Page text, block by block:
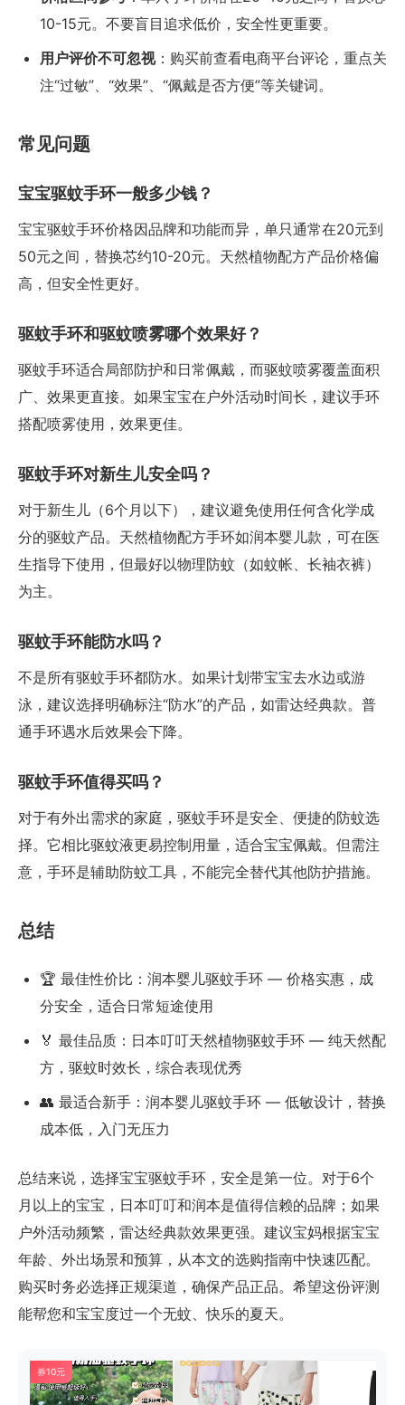
10-15元。不要盲目追求低价，安全性更重要。
用户评价不可忽视：购买前查看电商平台评论，重点关
注“过敏”、“效果”、“佩戴是否方便”等关键词。
常见问题
宝宝驱蚊手环一般多少钱？
宝宝驱蚊手环价格因品牌和功能而异，单只通常在20元到
50元之间，替换芯约10-20元。天然植物配方产品价格偏
高，但安全性更好。
驱蚊手环和驱蚊喷雾哪个效果好？
驱蚊手环适合局部防护和日常佩戴，而驱蚊喷雾覆盖面积
广、效果更直接。如果宝宝在户外活动时间长，建议手环
搭配喷雾使用，效果更佳。
驱蚊手环对新生儿安全吗？
对于新生儿（6个月以下），建议避免使用任何含化学成
分的驱蚊产品。天然植物配方手环如润本婴儿款，可在医
生指导下使用，但最好以物理防蚊（如蚊帐、长袖衣裤）
为主。
驱蚊手环能防水吗？
不是所有驱蚊手环都防水。如果计划带宝宝去水边或游
泳，建议选择明确标注“防水”的产品，如雷达经典款。普
通手环遇水后效果会下降。
驱蚊手环值得买吗？
对于有外出需求的家庭，驱蚊手环是安全、便捷的防蚊选
择。它相比驱蚊液更易控制用量，适合宝宝佩戴。但需注
意，手环是辅助防蚊工具，不能完全替代其他防护措施。
总结
🏆 最佳性价比：润本婴儿驱蚊手环 — 价格实惠，成
分安全，适合日常短途使用
🏅 最佳品质：日本叮叮天然植物驱蚊手环 — 纯天然配
方，驱蚊时效长，综合表现优秀
👥 最适合新手：润本婴儿驱蚊手环 — 低敏设计，替换
成本低，入门无压力
总结来说，选择宝宝驱蚊手环，安全是第一位。对于6个
月以上的宝宝，日本叮叮和润本是值得信赖的品牌；如果
户外活动频繁，雷达经典款效果更强。建议宝妈根据宝宝
年龄、外出场景和预算，从本文的选购指南中快速匹配。
购买时务必选择正规渠道，确保产品正品。希望这份评测
能帮您和宝宝度过一个无蚊、快乐的夏天。
券10元